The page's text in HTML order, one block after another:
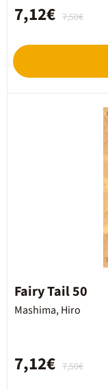
7,50€
7,12€
Fairy Tail 50
Mashima, Hiro
7,50€
7,12€